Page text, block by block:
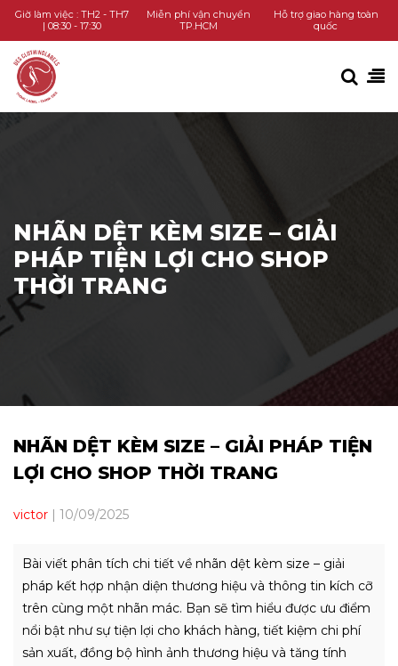
Giờ làm việc : TH2 - TH7
| 08:30 - 17:30
Miễn phí vận chuyển
TP.HCM
Hỗ trợ giao hàng toàn
quốc
NHÃN DỆT KÈM SIZE – GIẢI
PHÁP TIỆN LỢI CHO SHOP
THỜI TRANG
NHÃN DỆT KÈM SIZE – GIẢI PHÁP TIỆN
LỢI CHO SHOP THỜI TRANG
victor | 10/09/2025
Bài viết phân tích chi tiết về nhãn dệt kèm size – giải
pháp kết hợp nhận diện thương hiệu và thông tin kích cỡ
trên cùng một nhãn mác. Bạn sẽ tìm hiểu được ưu điểm
nổi bật như sự tiện lợi cho khách hàng, tiết kiệm chi phí
sản xuất, đồng bộ hình ảnh thương hiệu và tăng tính
TRANG CHỦ
DANH MỤC SẢN PHẨM
KIẾN THỨC
GỌI HOTLINE
CHAT ZALO